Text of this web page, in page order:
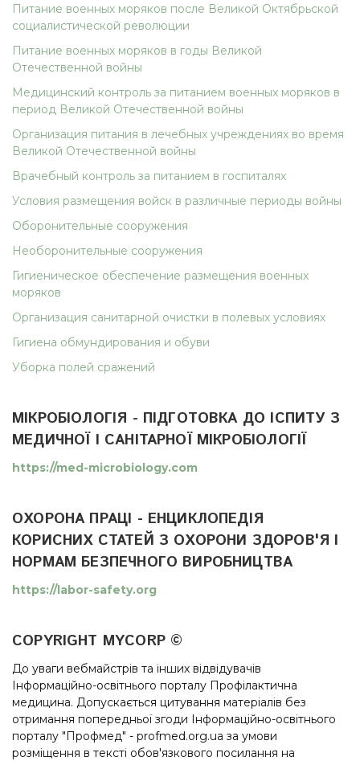
Питание военных моряков после Великой Октябрьской
социалистической революции
Питание военных моряков в годы Великой
Отечественной войны
Медицинский контроль за питанием военных моряков в
период Великой Отечественной войны
Организация питания в лечебных учреждениях во время
Великой Отечественной войны
Врачебный контроль за питанием в госпиталях
Условия размещения войск в различные периоды войны
Оборонительные сооружения
Необоронительные сооружения
Гигиеническое обеспечение размещения военных
моряков
Организация санитарной очистки в полевых условиях
Гигиена обмундирования и обуви
Уборка полей сражений
МІКРОБІОЛОГІЯ - ПІДГОТОВКА ДО ІСПИТУ З
МЕДИЧНОЇ І САНІТАРНОЇ МІКРОБІОЛОГІЇ
https://med-microbiology.com
ОХОРОНА ПРАЦІ - ЕНЦИКЛОПЕДІЯ
КОРИСНИХ СТАТЕЙ З ОХОРОНИ ЗДОРОВ'Я І
НОРМАМ БЕЗПЕЧНОГО ВИРОБНИЦТВА
https://labor-safety.org
COPYRIGHT MYCORP ©
До уваги вебмайстрів та інших відвідувачів
Інформаційно-освітнього порталу Профілактична
медицина. Допускається цитування матеріалів без
отримання попередньої згоди Інформаційно-освітнього
порталу "Профмед" - profmed.org.ua за умови
розміщення в тексті обов'язкового посилання на